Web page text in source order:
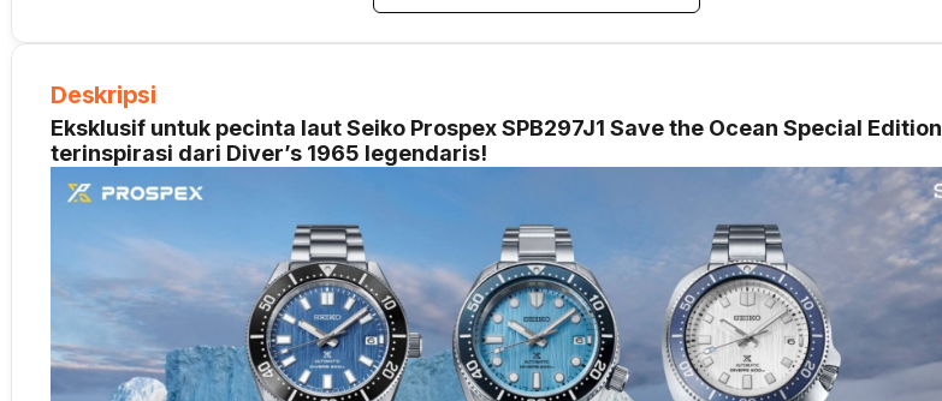
Deskripsi
Eksklusif untuk pecinta laut Seiko Prospex SPB297J1 Save the Ocean Special Edition
terinspirasi dari Diver’s 1965 legendaris!